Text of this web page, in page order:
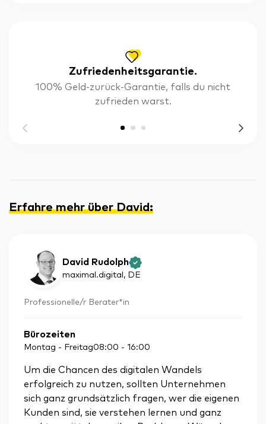
Zufriedenheitsgarantie.
100% Geld-zurück-Garantie, falls du nicht
zufrieden warst.
Erfahre mehr über David:
David Rudolph
maximal.digital , DE
Professionelle/r Berater*in
Bürozeiten
Montag - Freitag08:00 - 16:00
Um die Chancen des digitalen Wandels
erfolgreich zu nutzen, sollten Unternehmen
sich ganz grundsätzlich fragen, wer die eigenen
Kunden sind, sie verstehen lernen und ganz